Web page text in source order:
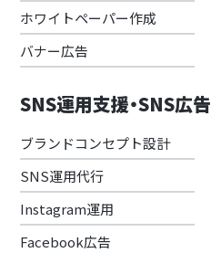
ホワイトペーパー作成
バナー広告
SNS運用支援・SNS広告
ブランドコンセプト設計
SNS運用代行
Instagram運用
Facebook広告